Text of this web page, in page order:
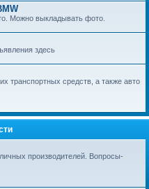
Можно выкладывать фото.
здесь
транспортных средств, а также авто
производителей. Вопросы-